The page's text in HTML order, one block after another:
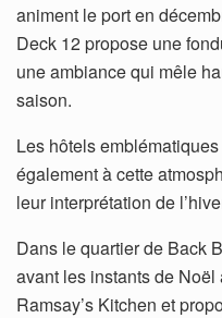
animent le port en
Deck 12 propose une
une ambiance qui mêle
saison.
Les hôtels
également à cette
leur interprétation de
Dans le quartier de Back
avant les instants de
Ramsay’s Kitchen et